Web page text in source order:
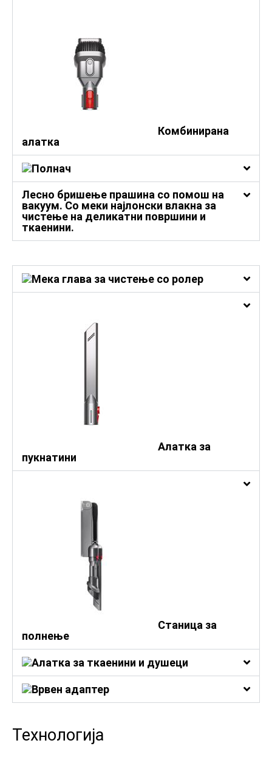
Комбинирана
алатка
Полнач
Лесно бришење прашина со помош на
вакуум. Со меки најлонски влакна за
чистење на деликатни површини и
ткаенини.
Мека глава за чистење со ролер
Алатка за
пукнатини
Станица за
полнење
Алатка за ткаенини и душеци
Врвен адаптер
Технологија